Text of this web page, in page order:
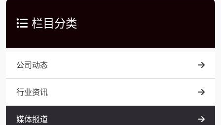
栏目分类
公司动态
行业资讯
媒体报道